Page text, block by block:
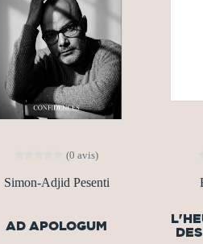
(0 avis)
Simon-Adjid Pesenti
AD APOLOGUM